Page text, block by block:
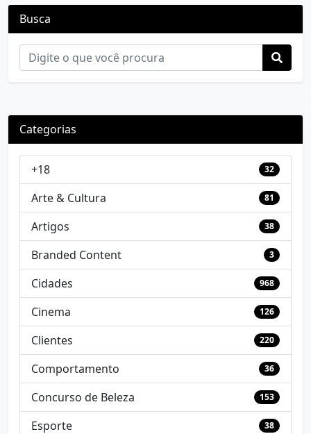
Busca
Categorias
+18 32
Arte & Cultura 81
Artigos 38
Branded Content 3
Cidades 968
Cinema 126
Clientes 220
Comportamento 36
Concurso de Beleza 153
Esporte 38